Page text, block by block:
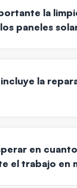
la
paneles
la
en
el trabajo en